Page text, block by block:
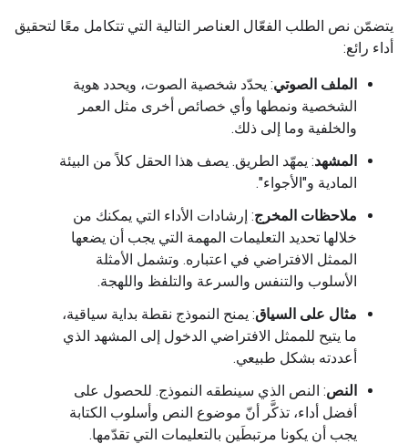
يتضمّن نص الطلب الفعّال العناصر التالية التي تتكامل معًا لتحقيق
أداء رائع:
الملف الصوتي: يحدّد شخصية الصوت، ويحدد هوية
الشخصية ونمطها وأي خصائص أخرى مثل العمر
والخلفية وما إلى ذلك.
المشهد: يمهّد الطريق. يصف هذا الحقل كلاً من البيئة
المادية و"الأجواء".
ملاحظات المخرج: إرشادات الأداء التي يمكنك من
خلالها تحديد التعليمات المهمة التي يجب أن يضعها
الممثل الافتراضي في اعتباره. وتشمل الأمثلة
الأسلوب والتنفس والسرعة والتلفظ واللهجة.
مثال على السياق: يمنح النموذج نقطة بداية سياقية،
ما يتيح للممثل الافتراضي الدخول إلى المشهد الذي
أعددته بشكل طبيعي.
النص: النص الذي سينطقه النموذج. للحصول على
أفضل أداء، تذكَّر أنّ موضوع النص وأسلوب الكتابة
يجب أن يكونا مرتبطَين بالتعليمات التي تقدّمها.